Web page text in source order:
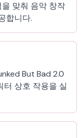
맞춰 음악 창작
합니다.
But Bad 2.0
터 상호 작용을 실